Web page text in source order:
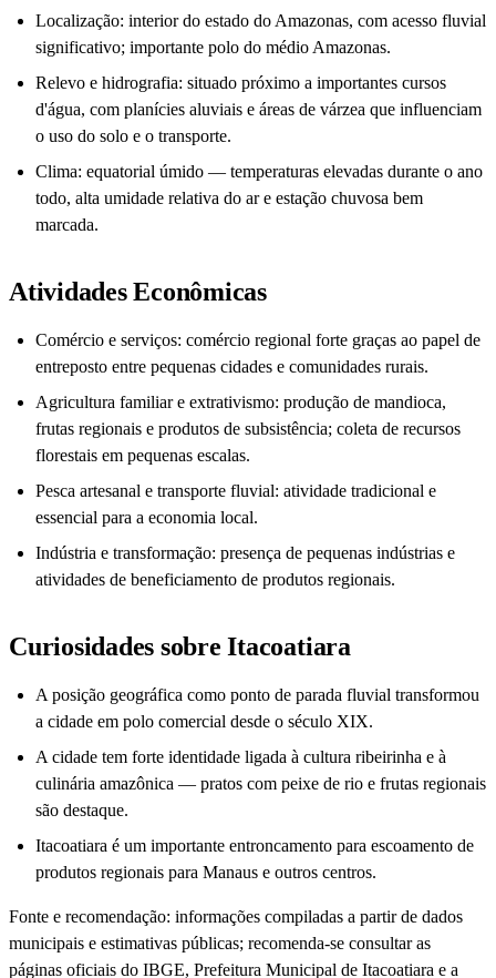
Localização: interior do estado do Amazonas, com acesso fluvial
significativo; importante polo do médio Amazonas.
Relevo e hidrografia: situado próximo a importantes cursos
d'água, com planícies aluviais e áreas de várzea que influenciam
o uso do solo e o transporte.
Clima: equatorial úmido — temperaturas elevadas durante o ano
todo, alta umidade relativa do ar e estação chuvosa bem
marcada.
Atividades Econômicas
Comércio e serviços: comércio regional forte graças ao papel de
entreposto entre pequenas cidades e comunidades rurais.
Agricultura familiar e extrativismo: produção de mandioca,
frutas regionais e produtos de subsistência; coleta de recursos
florestais em pequenas escalas.
Pesca artesanal e transporte fluvial: atividade tradicional e
essencial para a economia local.
Indústria e transformação: presença de pequenas indústrias e
atividades de beneficiamento de produtos regionais.
Curiosidades sobre Itacoatiara
A posição geográfica como ponto de parada fluvial transformou
a cidade em polo comercial desde o século XIX.
A cidade tem forte identidade ligada à cultura ribeirinha e à
culinária amazônica — pratos com peixe de rio e frutas regionais
são destaque.
Itacoatiara é um importante entroncamento para escoamento de
produtos regionais para Manaus e outros centros.
Fonte e recomendação: informações compiladas a partir de dados
municipais e estimativas públicas; recomenda-se consultar as
páginas oficiais do IBGE, Prefeitura Municipal de Itacoatiara e a